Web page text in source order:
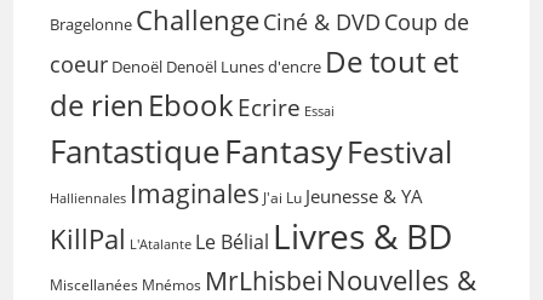
Bragelonne ChallengeCiné & DVD Coup de
coeur Denoël Denoël Lunes d'encre De tout et
de rien EbookEcrire Essai
FantastiqueFantasyFestival
Halliennales Imaginales J'ai Lu Jeunesse & YA
KillPal L'Atalante Le Bélial Livres & BD
Miscellanées Mnémos MrLhisbei Nouvelles &